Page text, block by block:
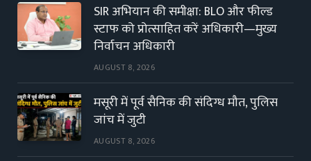
SIR अभियान की समीक्षा: BLO और फील्ड
स्टाफ को प्रोत्साहित करें अधिकारी—मुख्य
निर्वाचन अधिकारी
AUGUST 8, 2026
मसूरी में पूर्व सैनिक की संदिग्ध मौत, पुलिस
जांच में जुटी
AUGUST 8, 2026